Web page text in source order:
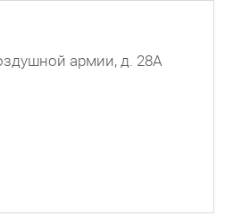
армии, д. 28А